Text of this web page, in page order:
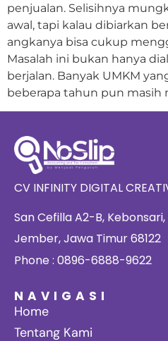
penjualan. Selisihnya
awal, tapi kalau dibiarkan
angkanya bisa cukup
Masalah ini bukan hanya
berjalan. Banyak UMKM
beberapa tahun pun masih
CV INFINITY DIGITAL
San Cefilla A2-B,
Jember, Jawa Timur 68122
Phone : 0896-6888-9622
NAVIGASI
Home
Tentang Kami